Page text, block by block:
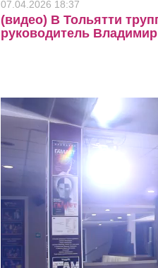
07.04.2026 18:37
(видео) В Тольятти
руководитель